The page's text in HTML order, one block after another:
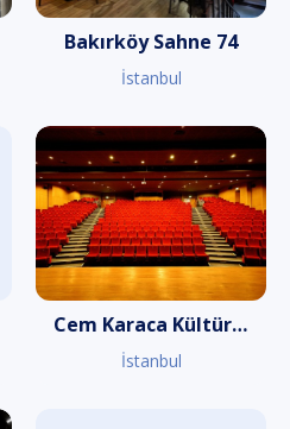
Bakırköy Sahne 74
İstanbul
Cem Karaca Kültür Merkezi
İstanbul